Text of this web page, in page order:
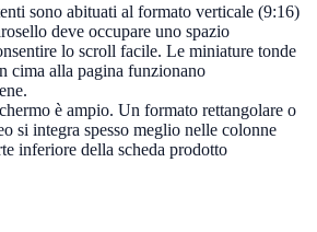
sono abituati al formato verticale (9:16)
deve occupare uno spazio
lo scroll facile. Le miniature tonde
cima alla pagina funzionano
è ampio. Un formato rettangolare o
si integra spesso meglio nelle colonne
inferiore della scheda prodotto